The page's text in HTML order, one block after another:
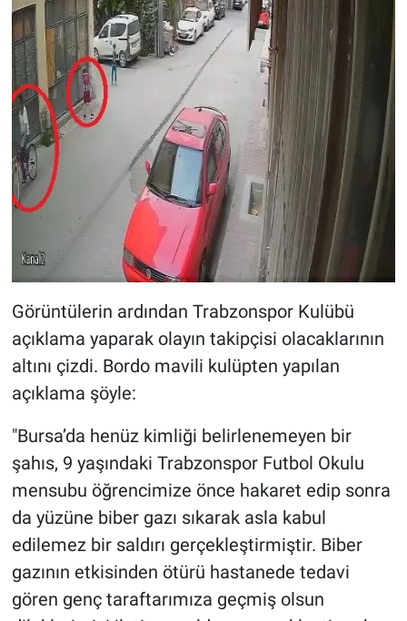
Görüntülerin ardından Trabzonspor Kulübü
açıklama yaparak olayın takipçisi olacaklarının
altını çizdi. Bordo mavili kulüpten yapılan
açıklama şöyle:
"Bursa’da henüz kimliği belirlenemeyen bir
şahıs, 9 yaşındaki Trabzonspor Futbol Okulu
mensubu öğrencimize önce hakaret edip sonra
da yüzüne biber gazı sıkarak asla kabul
edilemez bir saldırı gerçekleştirmiştir. Biber
gazının etkisinden ötürü hastanede tedavi
gören genç taraftarımıza geçmiş olsun